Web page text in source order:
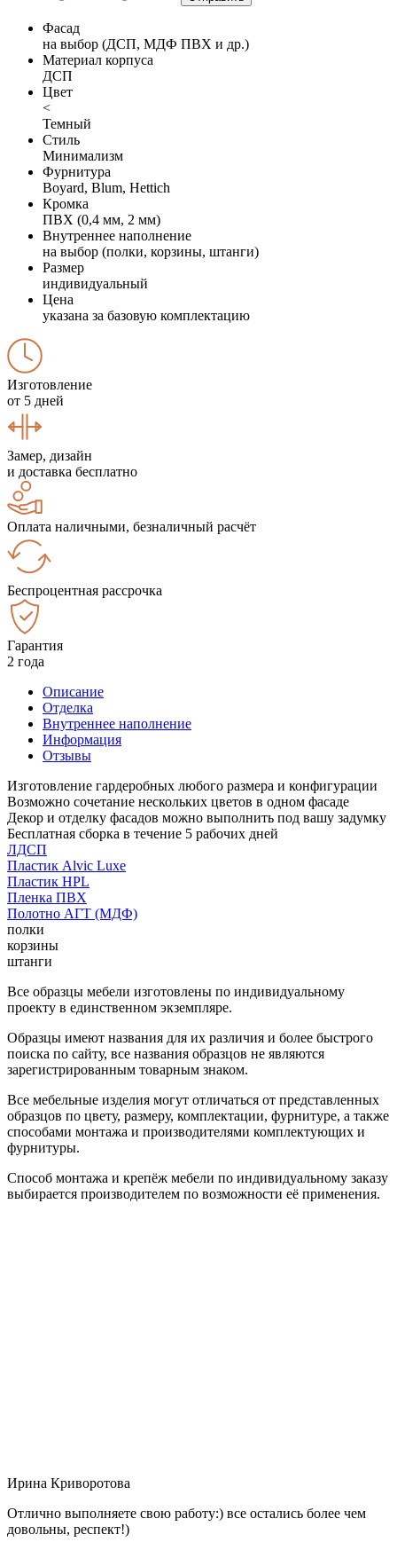
Фасад
на выбор (ДСП, МДФ ПВХ и др.)
Материал корпуса
ДСП
Цвет
<
Темный
Стиль
Минимализм
Фурнитура
Boyard, Blum, Hettich
Кромка
ПВХ (0,4 мм, 2 мм)
Внутреннее наполнение
на выбор (полки, корзины, штанги)
Размер
индивидуальный
Цена
указана за базовую комплектацию
Изготовление
от 5 дней
Замер, дизайн
и доставка бесплатно
Оплата наличными, безналичный расчёт
Беспроцентная рассрочка
Гарантия
2 года
Описание
Отделка
Внутреннее наполнение
Информация
Отзывы
Изготовление гардеробных любого размера и конфигурации
Возможно сочетание нескольких цветов в одном фасаде
Декор и отделку фасадов можно выполнить под вашу задумку
Бесплатная сборка в течение 5 рабочих дней
ЛДСП
Пластик Alvic Luxe
Пластик HPL
Пленка ПВХ
Полотно АГТ (МДФ)
полки
корзины
штанги
Все образцы мебели изготовлены по индивидуальному
проекту в единственном экземпляре.
Образцы имеют названия для их различия и более быстрого
поиска по сайту, все названия образцов не являются
зарегистрированным товарным знаком.
Все мебельные изделия могут отличаться от представленных
образцов по цвету, размеру, комплектации, фурнитуре, а также
способами монтажа и производителями комплектующих и
фурнитуры.
Способ монтажа и крепёж мебели по индивидуальному заказу
выбирается производителем по возможности её применения.
Ирина Криворотова
Отлично выполняете свою работу:) все остались более чем
довольны, респект!)